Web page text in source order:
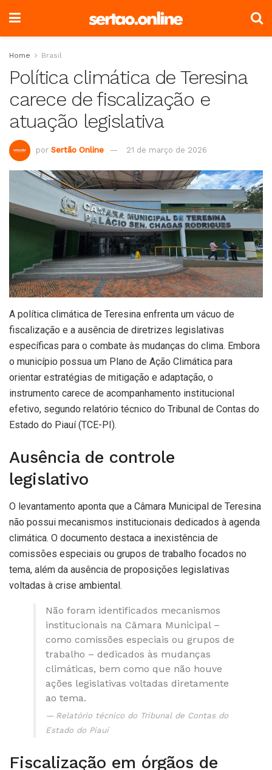
Home Brasil
Política climática de Teresina
carece de fiscalização e
atuação legislativa
por Sertão Online 21 de março de 2026
A política climática de Teresina enfrenta um vácuo de
fiscalização e a ausência de diretrizes legislativas
específicas para o combate às mudanças do clima. Embora
o município possua um Plano de Ação Climática para
orientar estratégias de mitigação e adaptação, o
instrumento carece de acompanhamento institucional
efetivo, segundo relatório técnico do Tribunal de Contas do
Estado do Piauí (TCE-PI).
Ausência de controle
legislativo
O levantamento aponta que a Câmara Municipal de Teresina
não possui mecanismos institucionais dedicados à agenda
climática. O documento destaca a inexistência de
comissões especiais ou grupos de trabalho focados no
tema, além da ausência de proposições legislativas
voltadas à crise ambiental.
Não foram identificados mecanismos
institucionais na Câmara Municipal –
como comissões especiais ou grupos de
trabalho – dedicados às mudanças
climáticas, bem como que não houve
ações legislativas voltadas diretamente
ao tema.
Relatório técnico do Tribunal de Contas do
Estado do Piauí
Fiscalização em órgãos de